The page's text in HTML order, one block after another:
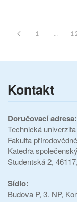
1 …
Kontakt
Doručovací adresa:
Technická
Fakulta
Katedra
Studentská 2,
Sídlo:
Budova P, 3. NP,